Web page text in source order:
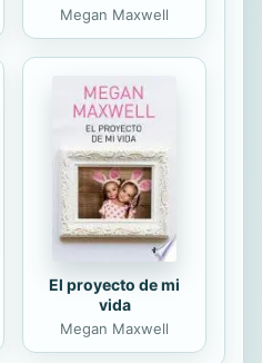
Megan Maxwell
El proyecto de mi
vida
Megan Maxwell